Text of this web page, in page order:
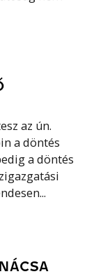
az ún.
a döntés
a döntés